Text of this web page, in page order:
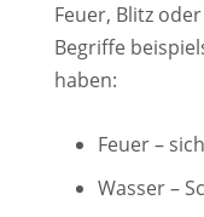
Feuer, Blitz
Begriffe
haben:
Feuer –
Wasser –